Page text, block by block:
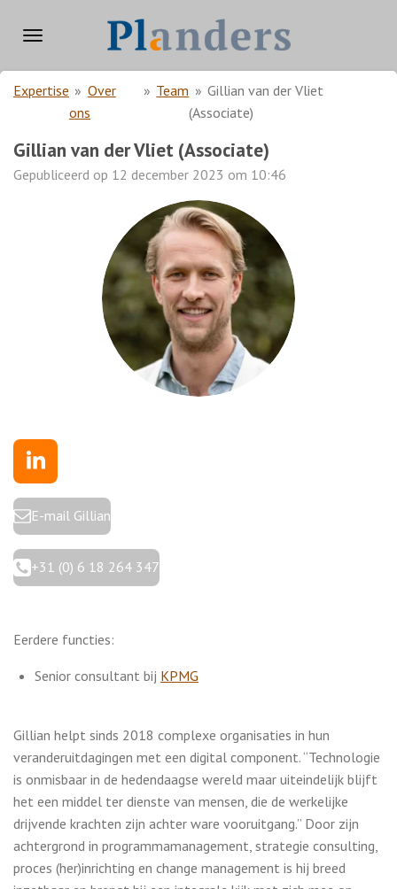
direct
de
hoofdinhoud
Expertise » Over
ons
» Team » Gillian van der Vliet
(Associate)
Gillian van der Vliet (Associate)
Gepubliceerd op 12 december 2023 om 10:46
L
i
n
k
e
d
E-mail Gillian
+31 (0) 6 18 264 347
Eerdere functies:
Senior consultant bij KPMG
Gillian helpt sinds 2018 complexe organisaties in hun
veranderuitdagingen met een digital component. “Technologie
is onmisbaar in de hedendaagse wereld maar uiteindelijk blijft
het een middel ter dienste van mensen, die de werkelijke
drijvende krachten zijn achter ware vooruitgang.” Door zijn
achtergrond in programmamanagement, strategie consulting,
proces (her)inrichting en change management is hij breed